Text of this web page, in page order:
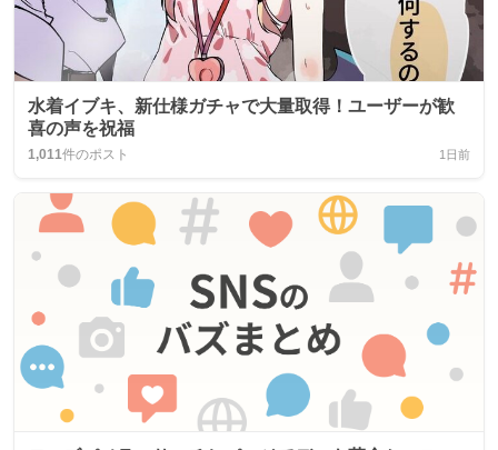
水着イブキ、新仕様ガチャで大量取得！ユーザーが歓
喜の声を祝福
1,011件のポスト 1日前